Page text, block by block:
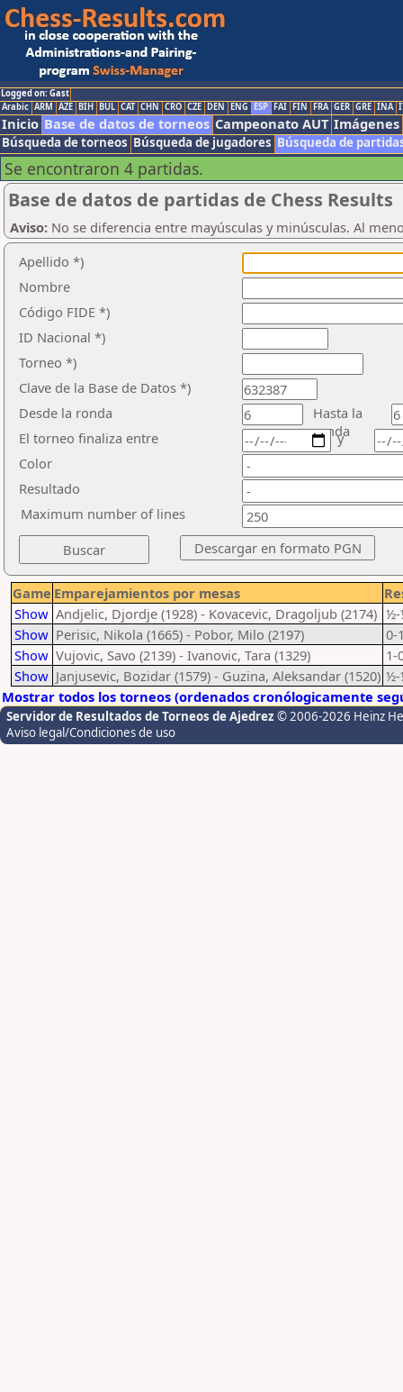
Logged on: Gast
Arabic ARM AZE BIH BUL CAT CHN CRO CZE DEN ENG ESP FAI FIN FRA GER GRE INA
Inicio Base de datos de torneos Campeonato AUT Imágenes
Búsqueda de torneos Búsqueda de jugadores Búsqueda de
Se encontraron 4 partidas.
Base de datos de partidas de Chess Results
Aviso: No se diferencia entre mayúsculas y minúsculas. Al
Apellido *)
Nombre
Código FIDE *)
ID Nacional *)
Torneo *)
Clave de la Base de Datos *)
Desde la ronda
Hasta la
ronda
El torneo finaliza entre
Color
Resultado
y
Maximum number of lines
Game Emparejamientos por mesas
Show Andjelic, Djordje (1928) - Kovacevic, Dragoljub (2174)
Show Perisic, Nikola (1665) - Pobor, Milo (2197)
0-
Show Vujovic, Savo (2139) - Ivanovic, Tara (1329)
1-
Show Janjusevic, Bozidar (1579) - Guzina, Aleksandar (1520)
Mostrar todos los torneos (ordenados cronólogicamente
Servidor de Resultados de Torneos de Ajedrez © 2006-2026 Heinz
Aviso legal/Condiciones de uso